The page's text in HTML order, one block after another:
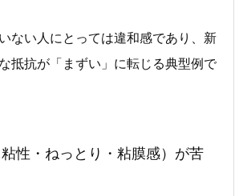
ない人にとっては違和感であり、新
抵抗が「まずい」に転じる典型例で
性・ねっとり・粘膜感）が苦